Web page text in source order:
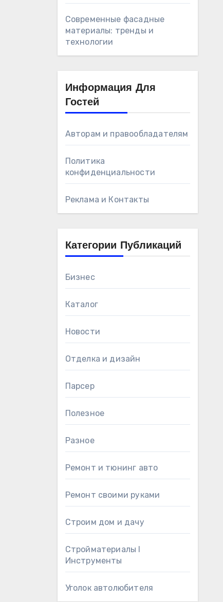
Современные фасадные
материалы: тренды и
технологии
Информация Для
Гостей
Авторам и правообладателям
Политика
конфиденциальности
Реклама и Контакты
Категории Публикаций
Бизнес
Каталог
Новости
Отделка и дизайн
Парсер
Полезное
Разное
Ремонт и тюнинг авто
Ремонт своими руками
Строим дом и дачу
Стройматериалы l
Инструменты
Уголок автолюбителя